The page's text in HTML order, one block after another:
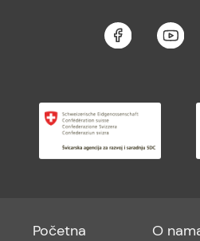
Footer
Početna
Footer
O